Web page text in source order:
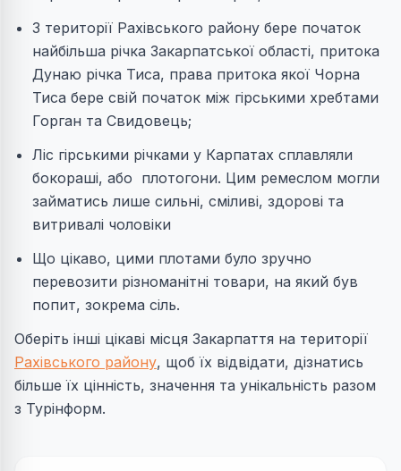
З території Рахівського району бере початок
найбільша річка Закарпатської області, притока
Дунаю річка Тиса, права притока якої Чорна
Тиса бере свій початок між гірськими хребтами
Горган та Свидовець;
Ліс гірськими річками у Карпатах сплавляли
бокораші, або плотогони. Цим ремеслом могли
займатись лише сильні, сміливі, здорові та
витривалі чоловіки
Що цікаво, цими плотами було зручно
перевозити різноманітні товари, на який був
попит, зокрема сіль.
Оберіть інші цікаві місця Закарпаття на території
Рахівського району, щоб їх відвідати, дізнатись
більше їх цінність, значення та унікальність разом
з Турінформ.